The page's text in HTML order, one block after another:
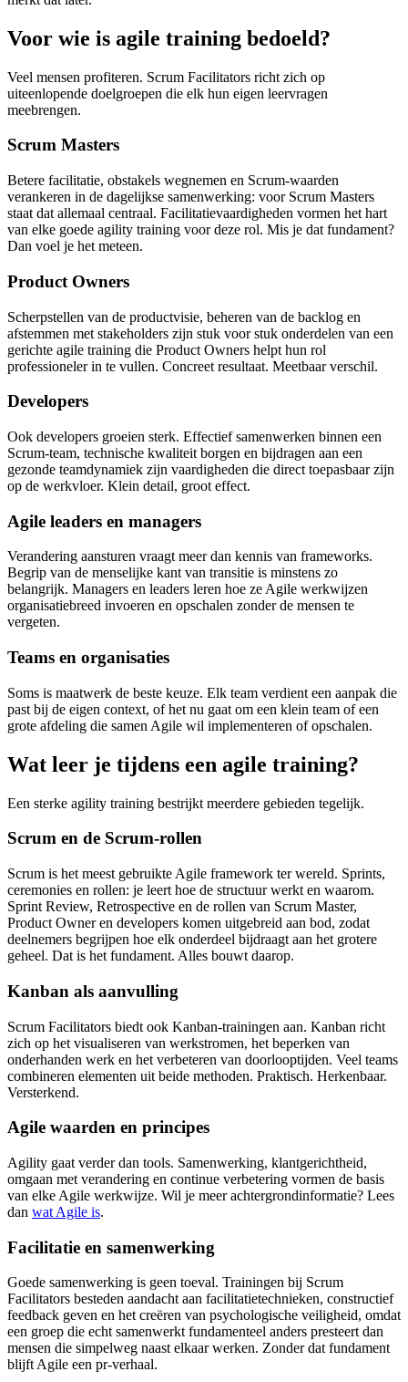
Voor wie is agile training bedoeld?
Veel mensen profiteren. Scrum Facilitators richt zich op
uiteenlopende doelgroepen die elk hun eigen leervragen
meebrengen.
Scrum Masters
Betere facilitatie, obstakels wegnemen en Scrum-waarden
verankeren in de dagelijkse samenwerking: voor Scrum Masters
staat dat allemaal centraal. Facilitatievaardigheden vormen het hart
van elke goede agility training voor deze rol. Mis je dat fundament?
Dan voel je het meteen.
Product Owners
Scherpstellen van de productvisie, beheren van de backlog en
afstemmen met stakeholders zijn stuk voor stuk onderdelen van een
gerichte agile training die Product Owners helpt hun rol
professioneler in te vullen. Concreet resultaat. Meetbaar verschil.
Developers
Ook developers groeien sterk. Effectief samenwerken binnen een
Scrum-team, technische kwaliteit borgen en bijdragen aan een
gezonde teamdynamiek zijn vaardigheden die direct toepasbaar zijn
op de werkvloer. Klein detail, groot effect.
Agile leaders en managers
Verandering aansturen vraagt meer dan kennis van frameworks.
Begrip van de menselijke kant van transitie is minstens zo
belangrijk. Managers en leaders leren hoe ze Agile werkwijzen
organisatiebreed invoeren en opschalen zonder de mensen te
vergeten.
Teams en organisaties
Soms is maatwerk de beste keuze. Elk team verdient een aanpak die
past bij de eigen context, of het nu gaat om een klein team of een
grote afdeling die samen Agile wil implementeren of opschalen.
Wat leer je tijdens een agile training?
Een sterke agility training bestrijkt meerdere gebieden tegelijk.
Scrum en de Scrum-rollen
Scrum is het meest gebruikte Agile framework ter wereld. Sprints,
ceremonies en rollen: je leert hoe de structuur werkt en waarom.
Sprint Review, Retrospective en de rollen van Scrum Master,
Product Owner en developers komen uitgebreid aan bod, zodat
deelnemers begrijpen hoe elk onderdeel bijdraagt aan het grotere
geheel. Dat is het fundament. Alles bouwt daarop.
Kanban als aanvulling
Scrum Facilitators biedt ook Kanban-trainingen aan. Kanban richt
zich op het visualiseren van werkstromen, het beperken van
onderhanden werk en het verbeteren van doorlooptijden. Veel teams
combineren elementen uit beide methoden. Praktisch. Herkenbaar.
Versterkend.
Agile waarden en principes
Agility gaat verder dan tools. Samenwerking, klantgerichtheid,
omgaan met verandering en continue verbetering vormen de basis
van elke Agile werkwijze. Wil je meer achtergrondinformatie? Lees
dan wat Agile is.
Facilitatie en samenwerking
Goede samenwerking is geen toeval. Trainingen bij Scrum
Facilitators besteden aandacht aan facilitatietechnieken, constructief
feedback geven en het creëren van psychologische veiligheid, omdat
een groep die echt samenwerkt fundamenteel anders presteert dan
mensen die simpelweg naast elkaar werken. Zonder dat fundament
blijft Agile een pr-verhaal.